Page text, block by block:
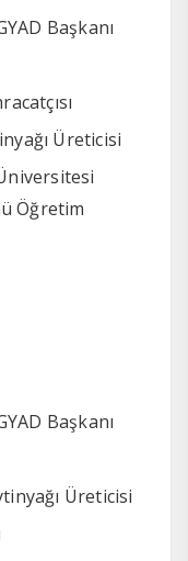
Başkanı
Üreticisi
Öğretim
Başkanı
Üreticisi